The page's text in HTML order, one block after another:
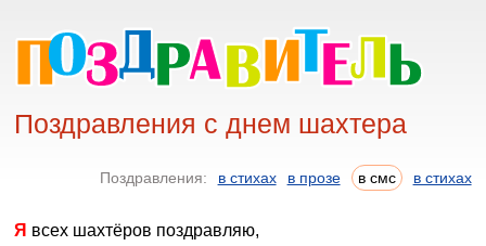
Поздравления с днем шахтера
Поздравления: в стихах в прозе в смс в стихах
Я всех шахтёров поздравляю,